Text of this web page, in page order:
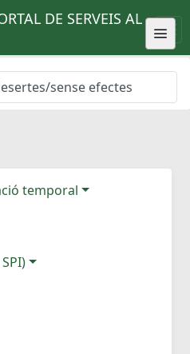
DE SERVEIS AL
sense efectes
temporal